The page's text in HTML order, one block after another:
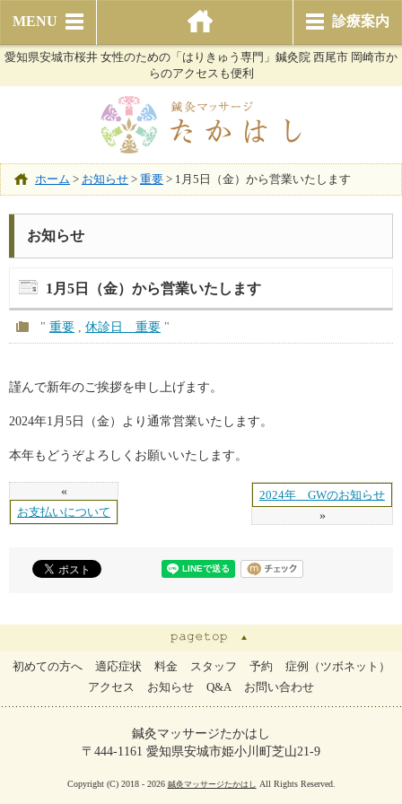
MENU 診療案内
愛知県安城市桜井 女性のための「はりきゅう専門」鍼灸院 西尾市 岡崎市か
らのアクセスも便利
ホーム > お知らせ > 重要 > 1月5日（金）から営業いたします
お知らせ
1月5日（金）から営業いたします
" 重要 休診日 重要 "
謹んで新年のご挨拶を申し上げます。
2024年1月5日（金）より通常営業いたします。
本年もどうぞよろしくお願いいたします。
«
お支払いについて
2024年 GWのお知らせ
»
初めての方へ 適応症状 料金 スタッフ 予約
症例（ツボネット）
アクセス
お知らせ Q&A お問い合わせ
鍼灸マッサージたかはし
〒444-1161 愛知県安城市姫小川町芝山21-9
Copyright (C) 2018 - 2026 鍼灸マッサージたかはし All Rights Reserved.